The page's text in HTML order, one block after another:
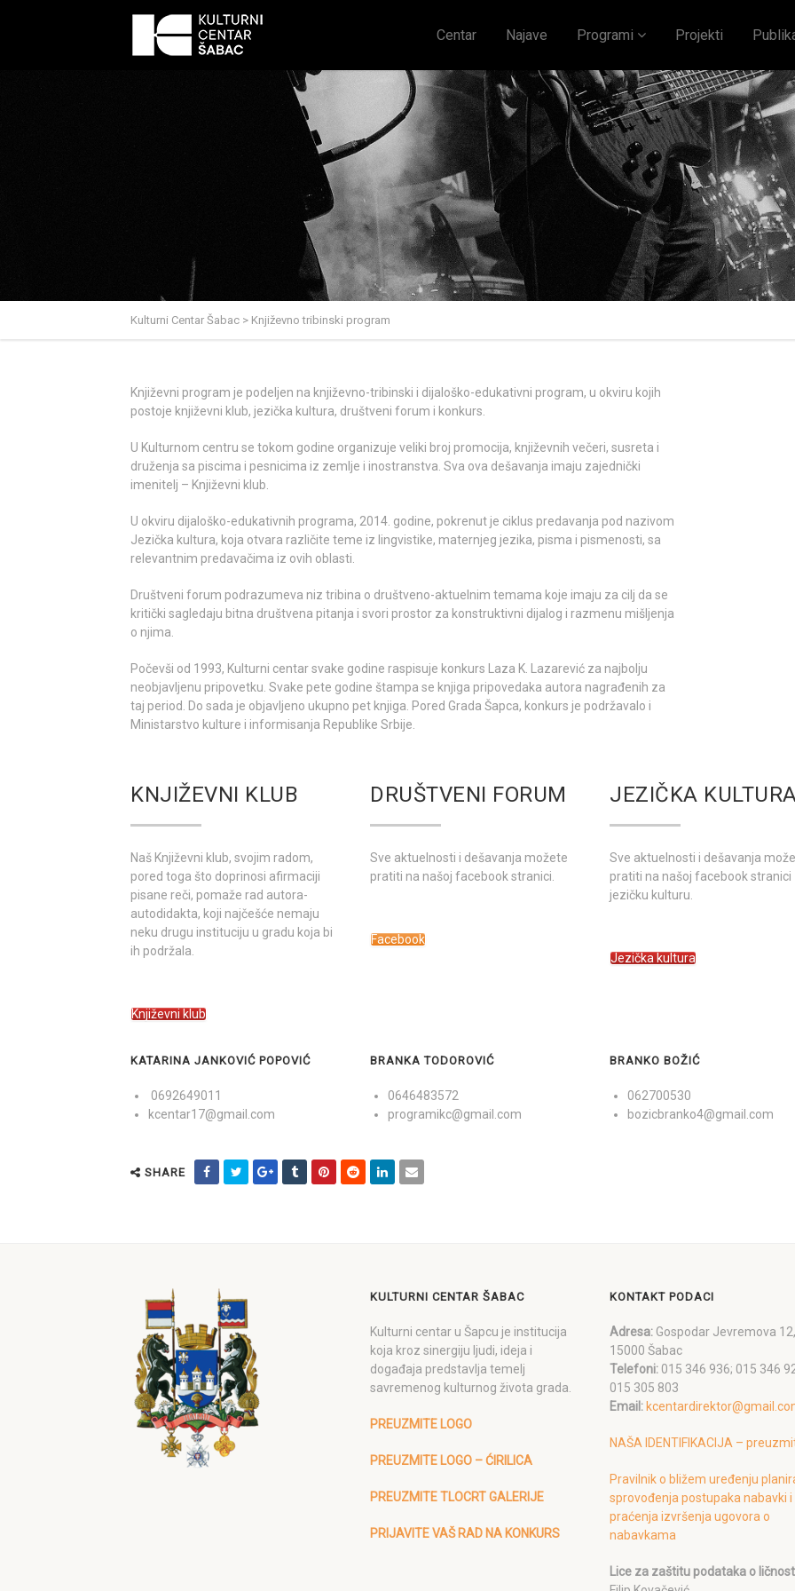
Centar Najave Programi Projekti
Kulturni Centar Šabac > Književno tribinski program
Književni program je podeljen na književno-tribinski i dijaloško-edukativni program, u okviru kojih
postoje književni klub, jezička kultura, društveni forum i konkurs.
U Kulturnom centru se tokom godine organizuje veliki broj promocija, književnih večeri, susreta i
druženja sa piscima i pesnicima iz zemlje i inostranstva. Sva ova dešavanja imaju zajednički
imenitelj – Književni klub.
U okviru dijaloško-edukativnih programa, 2014. godine, pokrenut je ciklus predavanja pod nazivom
Jezička kultura, koja otvara različite teme iz lingvistike, maternjeg jezika, pisma i pismenosti, sa
relevantnim predavačima iz ovih oblasti.
Društveni forum podrazumeva niz tribina o društveno-aktuelnim temama koje imaju za cilj da se
kritički sagledaju bitna društvena pitanja i svori prostor za konstruktivni dijalog i razmenu mišljenja
o njima.
Počevši od 1993, Kulturni centar svake godine raspisuje konkurs Laza K. Lazarević za najbolju
neobjavljenu pripovetku. Svake pete godine štampa se knjiga pripovedaka autora nagrađenih za
taj period. Do sada je objavljeno ukupno pet knjiga. Pored Grada Šapca, konkurs je podržavalo i
Ministarstvo kulture i informisanja Republike Srbije.
KNJIŽEVNI KLUB
Naš Književni klub, svojim radom,
pored toga što doprinosi afirmaciji
pisane reči, pomaže rad autora-
autodidakta, koji najčešće nemaju
neku drugu instituciju u gradu koja bi
ih podržala.
Književni klub
DRUŠTVENI FORUM
Sve aktuelnosti i dešavanja možete
pratiti na našoj facebook stranici.
Facebook
JEZIČKA
Sve aktuelnosti i dešavanja
pratiti na našoj facebook stranici
jezičku kulturu.
Jezička kultura
KATARINA JANKOVIĆ POPOVIĆ
0692649011
kcentar17@gmail.com
BRANKA TODOROVIĆ
0646483572
programikc@gmail.com
BRANKO BOŽIĆ
062700530
bozicbranko4@gmail.com
SHARE
KULTURNI CENTAR ŠABAC
Kulturni centar u Šapcu je institucija
koja kroz sinergiju ljudi, ideja i
događaja predstavlja temelj
savremenog kulturnog života grada.
PREUZMITE LOGO
PREUZMITE LOGO – ĆIRILICA
PREUZMITE TLOCRT GALERIJE
PRIJAVITE VAŠ RAD NA KONKURS
KONTAKT PODACI
Adresa: Gospodar Jevremova 12,
15000 Šabac
Telefoni: 015 346 936; 015 346
015 305 803
Email:
NAŠA IDENTIFIKACIJA –
Pravilnik o bližem uređenju
sprovođenja postupaka nabavki i
praćenja izvršenja ugovora o
nabavkama
Lice za zaštitu podataka o